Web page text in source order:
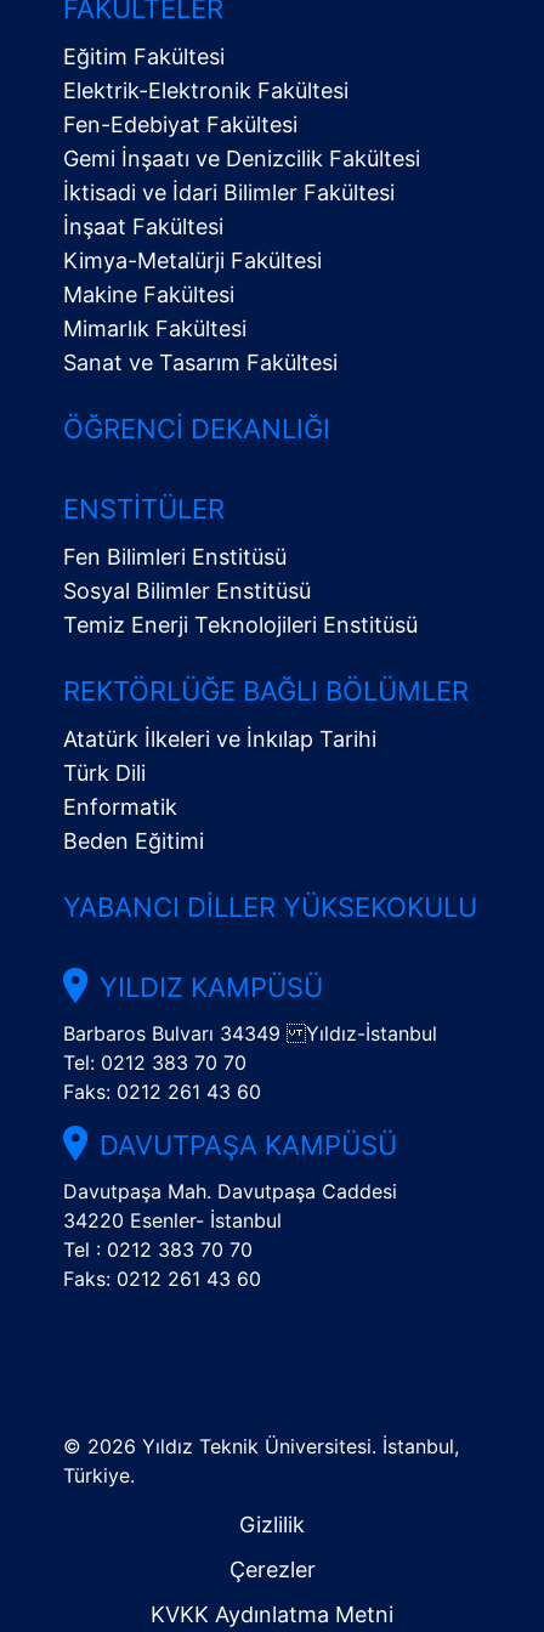
Menü
FAKÜLTELER
Eğitim Fakültesi
Elektrik-Elektronik Fakültesi
Fen-Edebiyat Fakültesi
Gemi İnşaatı ve Denizcilik Fakültesi
İktisadi ve İdari Bilimler Fakültesi
İnşaat Fakültesi
Kimya-Metalürji Fakültesi
Makine Fakültesi
Mimarlık Fakültesi
Sanat ve Tasarım Fakültesi
ÖĞRENCI DEKANLIĞI
ENSTITÜLER
Fen Bilimleri Enstitüsü
Sosyal Bilimler Enstitüsü
Temiz Enerji Teknolojileri Enstitüsü
REKTÖRLÜĞE BAĞLI BÖLÜMLER
Atatürk İlkeleri ve İnkılap Tarihi
Türk Dili
Enformatik
Beden Eğitimi
YABANCI DILLER YÜKSEKOKULU
YILDIZ KAMPÜSÜ
Barbaros Bulvarı 34349 Yıldız-İstanbul
Tel: 0212 383 70 70
Faks: 0212 261 43 60
DAVUTPAŞA KAMPÜSÜ
Davutpaşa Mah. Davutpaşa Caddesi
34220 Esenler- İstanbul
Tel : 0212 383 70 70
Faks: 0212 261 43 60
© 2026 Yıldız Teknik Üniversitesi. İstanbul,
Türkiye.
Gizlilik
Çerezler
KVKK Aydınlatma Metni